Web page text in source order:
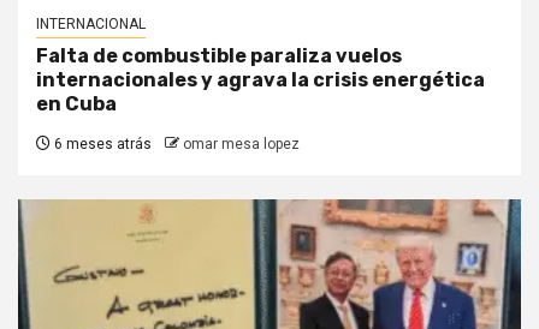
INTERNACIONAL
Falta de combustible paraliza vuelos
internacionales y agrava la crisis energética
en Cuba
6 meses atrás omar mesa lopez